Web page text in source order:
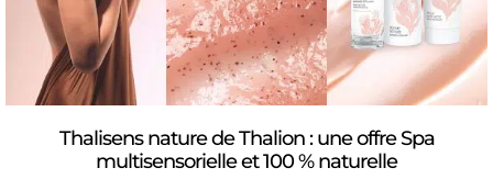
Thalisens nature de Thalion : une offre Spa
multisensorielle et 100 % naturelle